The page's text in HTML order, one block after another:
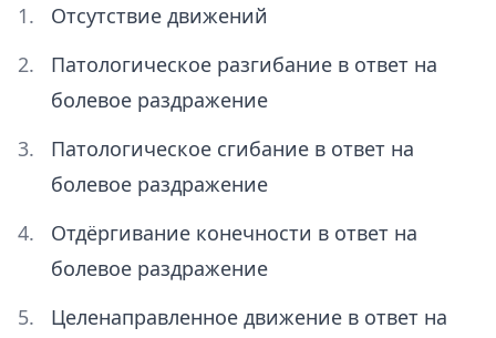
Отсутствие движений
Патологическое разгибание в ответ на
болевое раздражение
Патологическое сгибание в ответ на
болевое раздражение
Отдёргивание конечности в ответ на
болевое раздражение
Целенаправленное движение в ответ на